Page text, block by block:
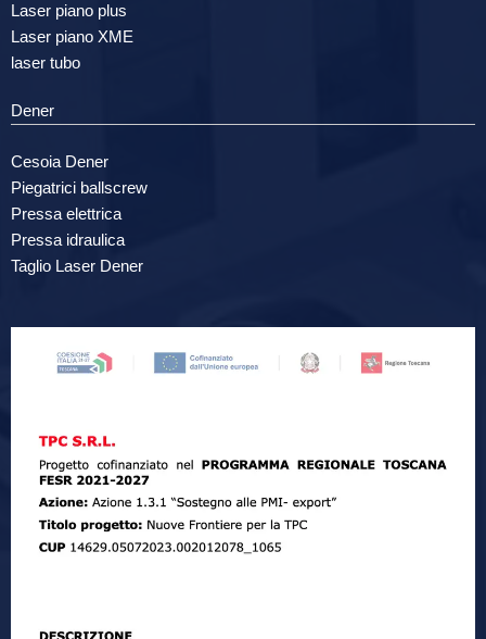
Laser piano plus
Laser piano XME
laser tubo
Dener
Cesoia Dener
Piegatrici ballscrew
Pressa elettrica
Pressa idraulica
Taglio Laser Dener